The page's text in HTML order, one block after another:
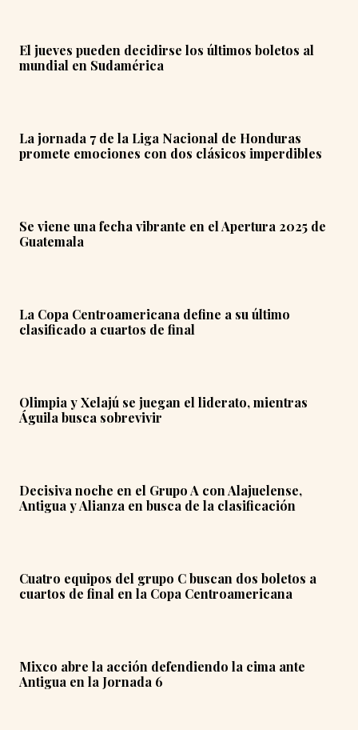
El jueves pueden decidirse los últimos boletos al
mundial en Sudamérica
La jornada 7 de la Liga Nacional de Honduras
promete emociones con dos clásicos imperdibles
Se viene una fecha vibrante en el Apertura 2025 de
Guatemala
La Copa Centroamericana define a su último
clasificado a cuartos de final
Olimpia y Xelajú se juegan el liderato, mientras
Águila busca sobrevivir
Decisiva noche en el Grupo A con Alajuelense,
Antigua y Alianza en busca de la clasificación
Cuatro equipos del grupo C buscan dos boletos a
cuartos de final en la Copa Centroamericana
Mixco abre la acción defendiendo la cima ante
Antigua en la Jornada 6